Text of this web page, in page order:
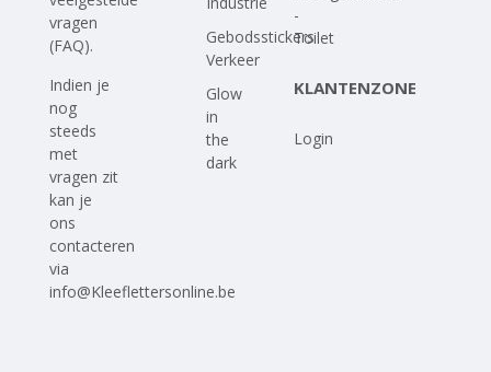
vragen
(FAQ).
Indien je
nog
steeds
met
vragen zit
kan je
ons
contacteren
via
info@Kleeflettersonline.be
Gebodsstickers
Verkeer
Glow
in
the
dark
-
Toilet
KLANTENZONE
Login